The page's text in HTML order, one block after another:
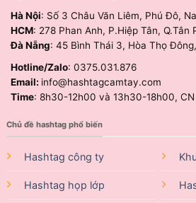
Hà Nội: Số 3 Châu Văn Liêm, Phú Đô,
HCM: 278 Phan Anh, P.Hiệp Tân, Q.Tân
Đà Nẵng: 45 Bình Thái 3, Hòa Thọ
Hotline/Zalo: 0375.031.876
Email: info@hashtagcamtay.com
Time: 8h30-12h00 và 13h30-18h00,
Chủ đề hashtag phổ biến
Hashtag công ty
Hashtag họp lớp